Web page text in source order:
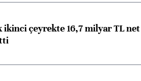
ikinci çeyrekte 16,7 milyar TL net